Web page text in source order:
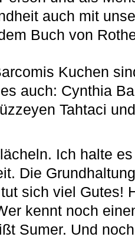
auch mit
Buch von
Kuchen
auch: Cynthia
Tahtaci
Ich halte
Die
sich viel Gutes!
kennt noch
Sumer. Und